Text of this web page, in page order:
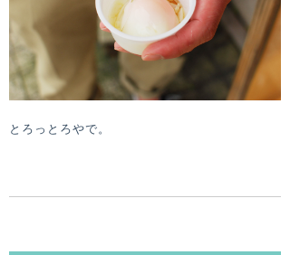
とろっとろやで。